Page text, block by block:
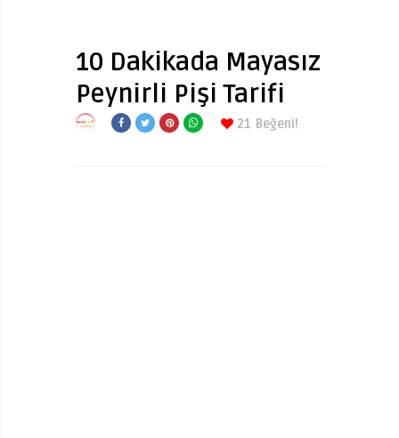
10 Dakikada Mayasız
Peynirli Pişi Tarifi
21 Beğeni!